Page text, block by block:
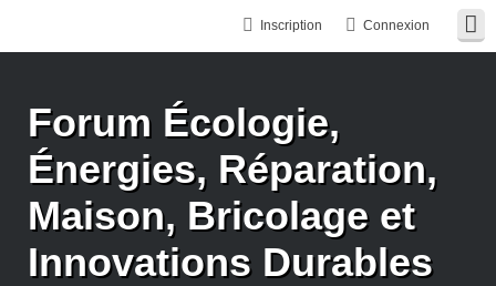
Connexion
Inscription
Forum Écologie,
Énergies, Réparation,
Maison, Bricolage et
Innovations Durables